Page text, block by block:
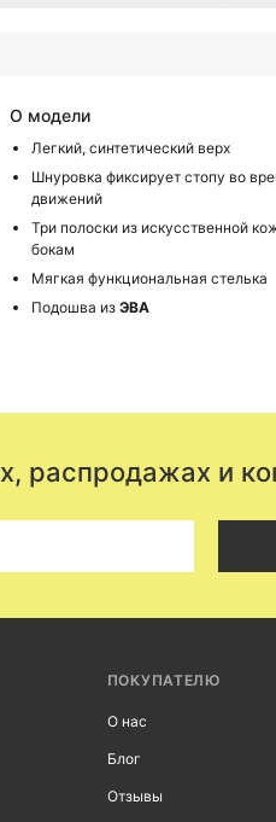
О модели
Легкий, синтетический верх
Шнуровка фиксирует стопу во
движений
Три полоски из искусственной
бокам
Мягкая функциональная стелька
Подошва изЭВА
распродажах и
ПОКУПАТЕЛЮ
О нас
Блог
Отзывы